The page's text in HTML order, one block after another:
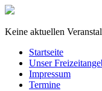
Keine aktuellen
Startseite
Unser
Impressum
Termine